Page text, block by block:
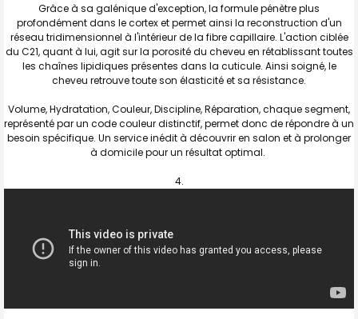
Grâce à sa galénique d'exception, la formule pénètre plus
profondément dans le cortex et permet ainsi la reconstruction d'un
réseau tridimensionnel à l'intérieur de la fibre capillaire. L'action ciblée
du C21, quant à lui, agit sur la porosité du cheveu en rétablissant toutes
les chaînes lipidiques présentes dans la cuticule. Ainsi soigné, le
cheveu retrouve toute son élasticité et sa résistance.
Volume, Hydratation, Couleur, Discipline, Réparation, chaque segment,
représenté par un code couleur distinctif, permet donc de répondre à un
besoin spécifique. Un service inédit à découvrir en salon et à prolonger
à domicile pour un résultat optimal.